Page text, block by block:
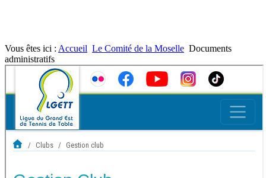
Vous êtes ici : Accueil Le Comité de la Moselle Documents
administratifs